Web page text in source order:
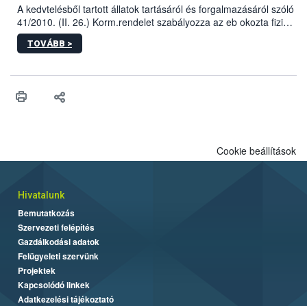
A kedvtelésből tartott állatok tartásáról és forgalmazásáról szóló
41/2010. (II. 26.) Korm.rendelet szabályozza az eb okozta fizikai
sérülés, illetve ennek veszélye keletkezésekor felmerülő
hatósági feladatokat, valamint a veszélyes eb tartását és annak
vonni az ebek viselkedésének megítélésében jártas szakértőt.
TOVÁBB >
Cookie beállítások
Hivatalunk
Bemutatkozás
Szervezeti felépítés
Gazdálkodási adatok
Felügyeleti szervünk
Projektek
Kapcsolódó linkek
Adatkezelési tájékoztató